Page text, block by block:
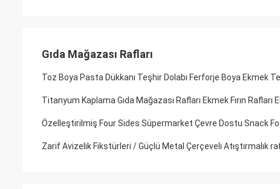
Gıda Mağazası Rafları
Toz Boya Pasta Dükkanı Teşhir Dolabı Ferforje Boya Ekmek
Titanyum Kaplama Gıda Mağazası Rafları Ekmek Fırın Rafları
Özelleştirilmiş Four Sides Süpermarket Çevre Dostu Snack
Zarif Avizelik Fikstürleri / Güçlü Metal Çerçeveli Atıştırmalık